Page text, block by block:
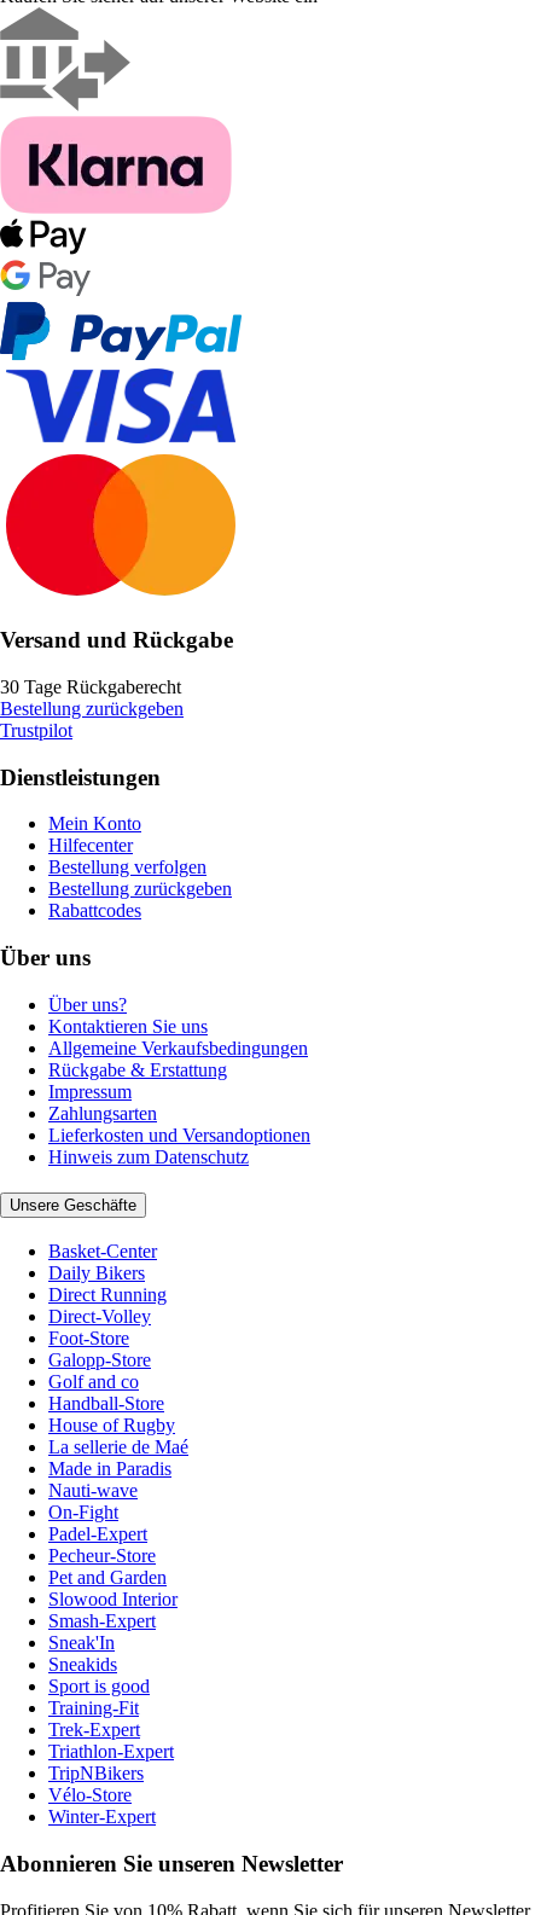
Versand und Rückgabe
30 Tage Rückgaberecht
Bestellung zurückgeben
Trustpilot
Dienstleistungen
Mein Konto
Hilfecenter
Bestellung verfolgen
Bestellung zurückgeben
Rabattcodes
Über uns
Über uns?
Kontaktieren Sie uns
Allgemeine Verkaufsbedingungen
Rückgabe & Erstattung
Impressum
Zahlungsarten
Lieferkosten und Versandoptionen
Hinweis zum Datenschutz
Unsere Geschäfte
Basket-Center
Daily Bikers
Direct Running
Direct-Volley
Foot-Store
Galopp-Store
Golf and co
Handball-Store
House of Rugby
La sellerie de Maé
Made in Paradis
Nauti-wave
On-Fight
Padel-Expert
Pecheur-Store
Pet and Garden
Slowood Interior
Smash-Expert
Sneak'In
Sneakids
Sport is good
Training-Fit
Trek-Expert
Triathlon-Expert
TripNBikers
Vélo-Store
Winter-Expert
Abonnieren Sie unseren Newsletter
Profitieren Sie von 10% Rabatt, wenn Sie sich für unseren Newsletter